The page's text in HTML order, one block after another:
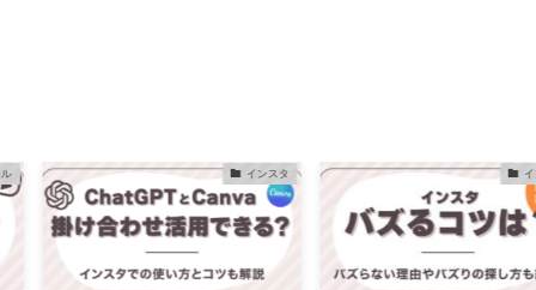
インスタ インスタ